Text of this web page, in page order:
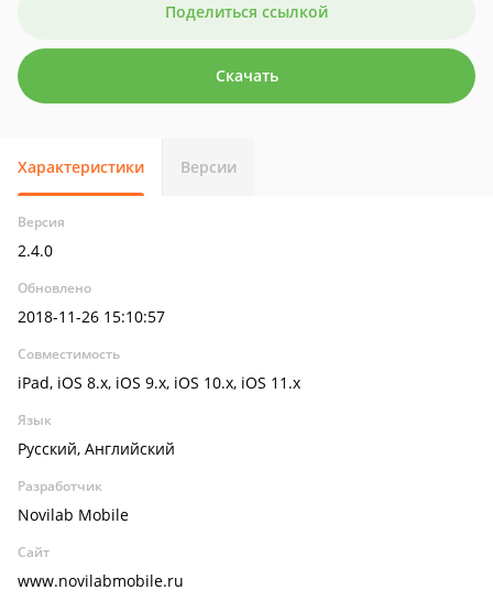
Поделиться ссылкой
Скачать
Характеристики Версии
Версия
2.4.0
Обновлено
2018-11-26 15:10:57
Совместимость
iPad, iOS 8.x, iOS 9.x, iOS 10.x, iOS 11.x
Язык
Русский, Английский
Разработчик
Novilab Mobile
Сайт
www.novilabmobile.ru